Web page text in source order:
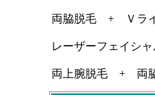
両脇脱毛 + Ｖラ
レーザーフェイシ
両上腕脱毛 + 両